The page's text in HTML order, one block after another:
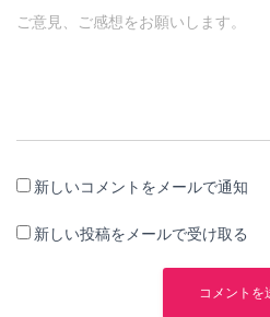
ご意見、ご感想をお願いします。
新しいコメントをメールで通知
新しい投稿をメールで受け取る